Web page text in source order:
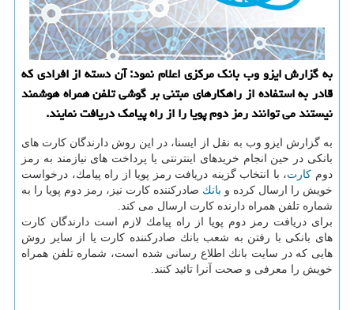
به گزارش ایزو وب بانك مركزی اعلام نمود: آن دسته از افرادی كه
قادر به استفاده از راهكارهای مبتنی بر گوشی تلفن همراه هوشمند
نیستند می توانند رمز دوم پویا را از راه پیامك دریافت نمایند.
به گزارش ایزو وب به نقل از ایسنا، در این روش دارندگان كارت های
بانكی در حین انجام خریدهای اینترنتی یا پرداخت های نیازمند به رمز
دوم كارت، با انتخاب گزینه دریافت رمز پویا از راه پیامك، درخواست
خویش را ارسال كرده و بانك صادركننده كارت نیز، رمز دوم پویا را به
شماره تلفن همراه دارنده كارت ارسال می كند.
برای دریافت رمز دوم پویا از راه پیامك لازم است دارندگان كارت
های بانكی با رفتن به شعب بانك صادركننده كارت یا از سایر روش
هایی كه در سایت بانك اطلاع رسانی شده است، شماره تلفن همراه
خویش را معرفی و صحت آنرا تائید كنند.